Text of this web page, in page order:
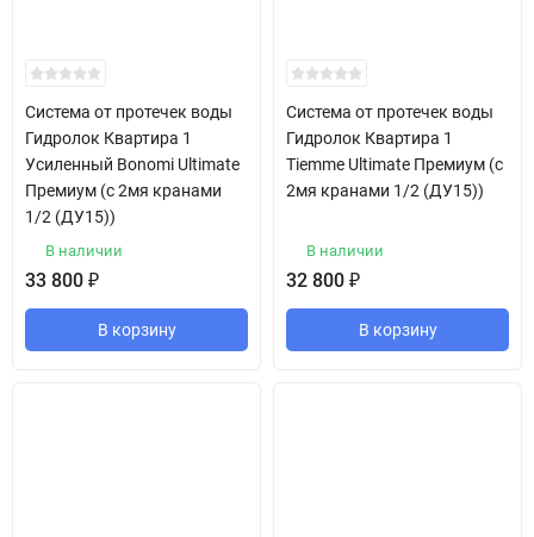
Система от протечек воды
Гидролок Квартира 1
Усиленный Bonomi Ultimate
Премиум (с 2мя кранами
1/2 (ДУ15))
В наличии
33 800 ₽
В корзину
Система от протечек воды
Гидролок Квартира 1
Tiemme Ultimate Премиум (с
2мя кранами 1/2 (ДУ15))
В наличии
32 800 ₽
В корзину